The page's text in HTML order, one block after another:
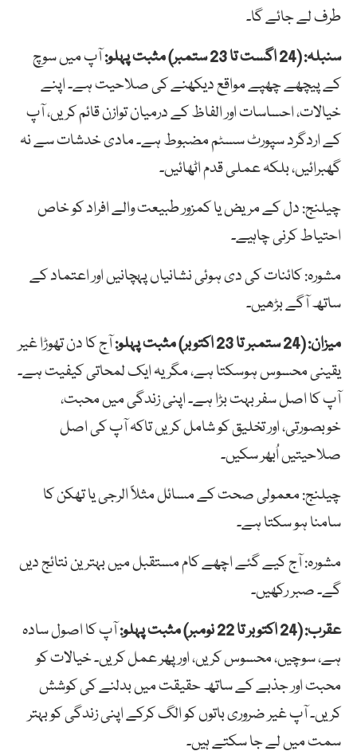
طرف لے جائے گا۔
سنبلہ: (24 اگست تا 23 ستمبر) مثبت پہلو:
آپ میں سوچ
کے پیچھے چھپے مواقع دیکھنے کی صلاحیت ہے۔ اپنے
خیالات، احساسات اور الفاظ کے درمیان توازن قائم کریں، آپ
کے اردگرد سپورٹ سسٹم مضبوط ہے۔ مادی خدشات سے نہ
گھبرائیں، بلکہ عملی قدم اٹھائیں۔
چیلنج: دل کے مریض یا کمزور طبیعت والے افراد کو خاص
احتیاط کرنی چاہیے۔
مشورہ: کائنات کی دی ہوئی نشانیاں پہچانیں اور اعتماد کے
ساتھ آگے بڑھیں۔
میزان: (24 ستمبر تا 23 اکتوبر) مثبت پہلو:
آج کا دن تھوڑا غیر
یقینی محسوس ہوسکتا ہے، مگر یہ ایک لمحاتی کیفیت ہے۔
آپ کا اصل سفر بہت بڑا ہے۔ اپنی زندگی میں محبت،
خوبصورتی، اور تخلیق کو شامل کریں تاکہ آپ کی اصل
صلاحیتیں اُبھر سکیں۔
چیلنج: معمولی صحت کے مسائل مثلاً الرجی یا تھکن کا
سامنا ہو سکتا ہے۔
مشورہ: آج کیے گئے اچھے کام مستقبل میں بہترین نتائج دیں
گے۔ صبر رکھیں۔
عقرب: (24 اکتوبر تا 22 نومبر) مثبت پہلو:
آپ کا اصول سادہ
ہے، سوچیں، محسوس کریں، اور پھر عمل کریں۔ خیالات کو
محبت اور جذبے کے ساتھ حقیقت میں بدلنے کی کوشش
کریں۔ آپ غیر ضروری باتوں کو الگ کرکے اپنی زندگی کو بہتر
سمت میں لے جا سکتے ہیں۔